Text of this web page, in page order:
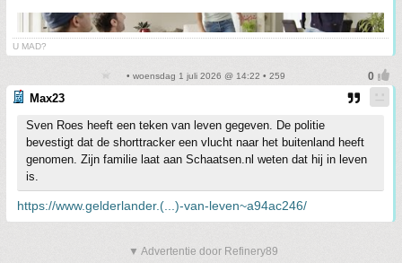
U MAD?
• woensdag 1 juli 2026 @ 14:22 • 259
Max23
Sven Roes heeft een teken van leven gegeven. De politie
bevestigt dat de shorttracker een vlucht naar het buitenland heeft
genomen. Zijn familie laat aan Schaatsen.nl weten dat hij in leven
is.
https://www.gelderlander.(...)-van-leven~a94ac246/
▼ Advertentie door Refinery89